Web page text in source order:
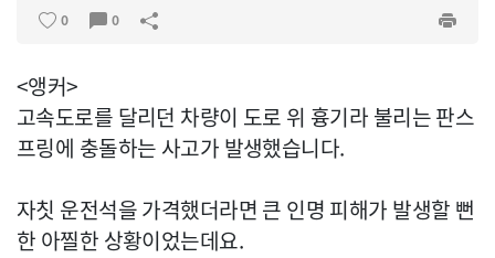
0 0
<앵커>
고속도로를 달리던 차량이 도로 위 흉기라 불리는 판스
프링에 충돌하는 사고가 발생했습니다.
자칫 운전석을 가격했더라면 큰 인명 피해가 발생할 뻔
한 아찔한 상황이었는데요.